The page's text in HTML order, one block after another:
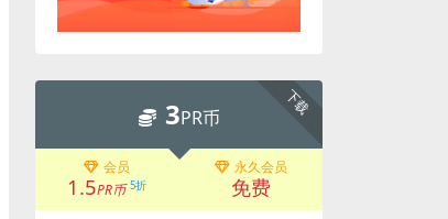
下载
3PR币
会员
1.5PR币 5折
永久会员
免费